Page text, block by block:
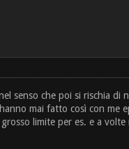
senso che poi si rischia di
mai fatto così con me
limite per es. e a